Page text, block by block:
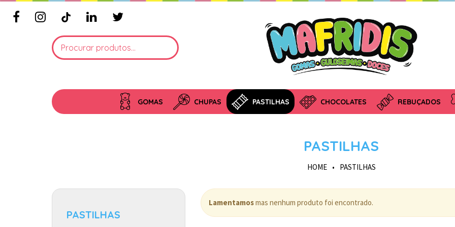
GOMAS CHUPAS PASTILHAS CHOCOLATES REBUÇADOS
PASTILHAS
HOME • PASTILHAS
PASTILHAS
Lamentamosmas nenhum produto foi encontrado.